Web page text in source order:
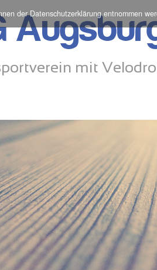
derDatenschutzerklärungentnommen
mit